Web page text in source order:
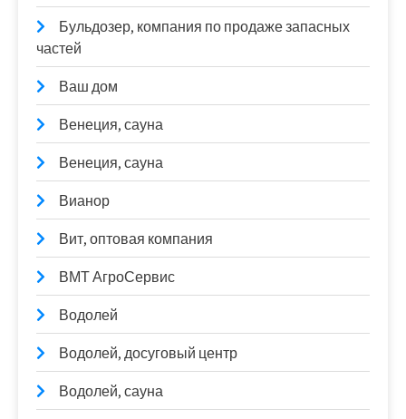
Бульдозер, компания по продаже запасных
частей
Ваш дом
Венеция, сауна
Венеция, сауна
Вианор
Вит, оптовая компания
ВМТ АгроСервис
Водолей
Водолей, досуговый центр
Водолей, сауна